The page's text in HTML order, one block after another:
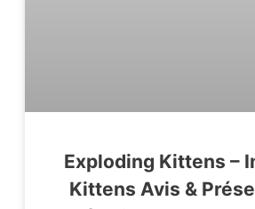
Exploding Kittens –
Kittens Avis &